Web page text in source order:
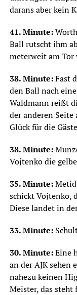
darans aber kein
41. Minute:
Ball rutscht ihm
meterweit am Tor
38. Minute:Fast
den Ball nach
Waldmann reißt
der anderen
Glück für die
38. Minute:
Vojtenko die
35. Minute:
schickt Vojtenko,
Diese landet in
33. Minute:
30. Minute:Eine
an der AJK sehen
nahezu keinen
Meister, das steht